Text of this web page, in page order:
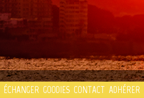
ÉCHANGER GOODIES CONTACT ADHÉRER